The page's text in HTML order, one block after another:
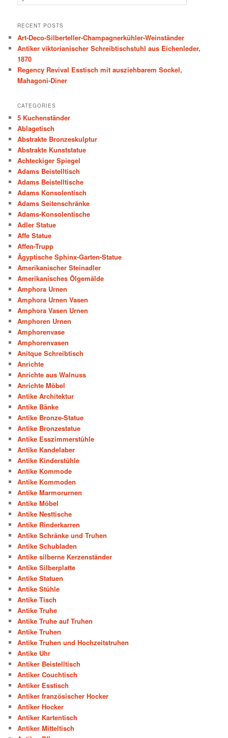
e
r
h
RECENT POSTS
Art-Deco-Silberteller-Champagnerkühler-Weinständer
Antiker viktorianischer Schreibtischstuhl aus Eichenleder,
1870
Regency Revival Esstisch mit ausziehbarem Sockel,
Mahagoni-Diner
CATEGORIES
5 Kuchenständer
Ablagetisch
Abstrakte Bronzeskulptur
Abstrakte Kunststatue
Achteckiger Spiegel
Adams Beistelltisch
Adams Beistelltische
Adams Konsolentisch
Adams Seitenschränke
Adams-Konsolentische
Adler Statue
Affe Statue
Affen-Trupp
Ägyptische Sphinx-Garten-Statue
Amerikanischer Steinadler
Amerikanisches Ölgemälde
Amphora Urnen
Amphora Urnen Vasen
Amphora Vasen Urnen
Amphoren Urnen
Amphorenvase
Amphorenvasen
Anitque Schreibtisch
Anrichte
Anrichte aus Walnuss
Anrichte Möbel
Antike Architektur
Antike Bänke
Antike Bronze-Statue
Antike Bronzestatue
Antike Esszimmerstühle
Antike Kandelaber
Antike Kinderstühle
Antike Kommode
Antike Kommoden
Antike Marmorurnen
Antike Möbel
Antike Nesttische
Antike Rinderkarren
Antike Schränke und Truhen
Antike Schubladen
Antike silberne Kerzenständer
Antike Silberplatte
Antike Statuen
Antike Stühle
Antike Tisch
Antike Truhe
Antike Truhe auf Truhen
Antike Truhen
Antike Truhen und Hochzeitstruhen
Antike Uhr
Antiker Beistelltisch
Antiker Couchtisch
Antiker Esstisch
Antiker französischer Hocker
Antiker Hocker
Antiker Kartentisch
Antiker Mitteltisch